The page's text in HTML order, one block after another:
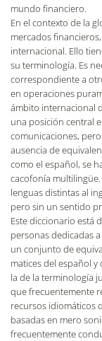
mundo financiero.
En el contexto de la
mercados
internacional. Ello
su terminología. Es
correspondiente a
en operaciones
ámbito internacional
una posición central
comunicaciones,
ausencia de
como el español, se
cacofonía
lenguas distintas al
pero sin un sentido
Este diccionario está
personas dedicadas
un conjunto de
matices del español y
la de la terminología
que frecuentemente
recursos idiomáticos
basadas en mero
frecuentemente